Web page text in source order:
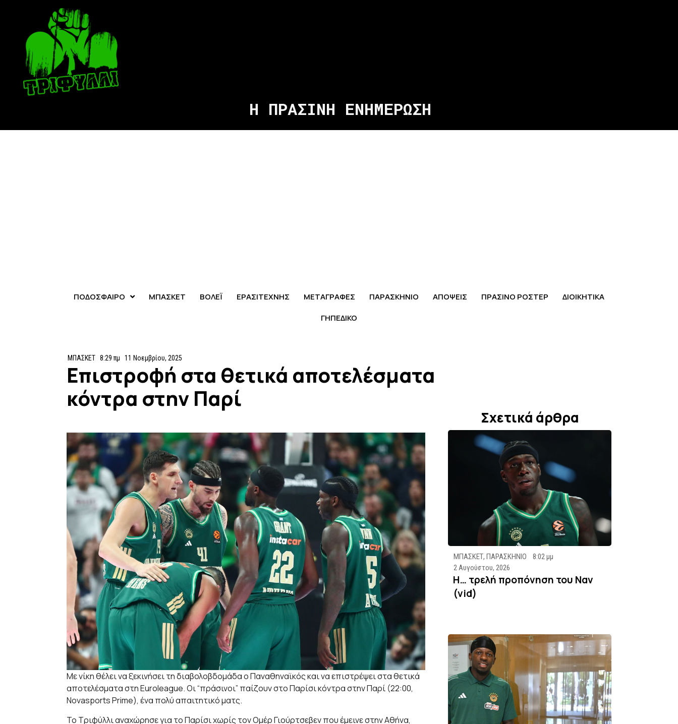
Η ΠΡΑΣΙΝΗ ΕΝΗΜΕΡΩΣΗ
ΠΟΔΟΣΦΑΙΡΟ ΜΠΑΣΚΕΤ ΒΟΛΕΪ ΕΡΑΣΙΤΕΧΝΗΣ ΜΕΤΑΓΡΑΦΕΣ ΠΑΡΑΣΚΗΝΙΟ ΑΠΟΨΕΙΣ ΠΡΑΣΙΝΟ ΡΟΣΤΕΡ
ΔΙΟΙΚΗΤΙΚΑ
ΓΗΠΕΔΙΚΟ
ΜΠΑΣΚΕΤ 8:29 πμ 11 Νοεμβρίου, 2025
Επιστροφή στα θετικά αποτελέσματα
κόντρα στην Παρί
Με νίκη θέλει να ξεκινήσει τη διαβολοβδομάδα ο Παναθηναϊκός και να επιστρέψει στα θετικά
αποτελέσματα στη Euroleague. Οι “πράσινοι” παίζουν στο Παρίσι κόντρα στην Παρί (22:00,
Novasports Prime), ένα πολύ απαιτητικό ματς.
Το Τριφύλλι αναχώρησε για το Παρίσι χωρίς τον Ομέρ Γιούρτσεβεν που έμεινε στην Αθήνα,
Σχετικά άρθρα
ΜΠΑΣΚΕΤ, ΠΑΡΑΣΚΗΝΙΟ
8:02 μμ
2 Αυγούστου, 2026
Η… τρελή προπόνηση του Ναν
(vid)